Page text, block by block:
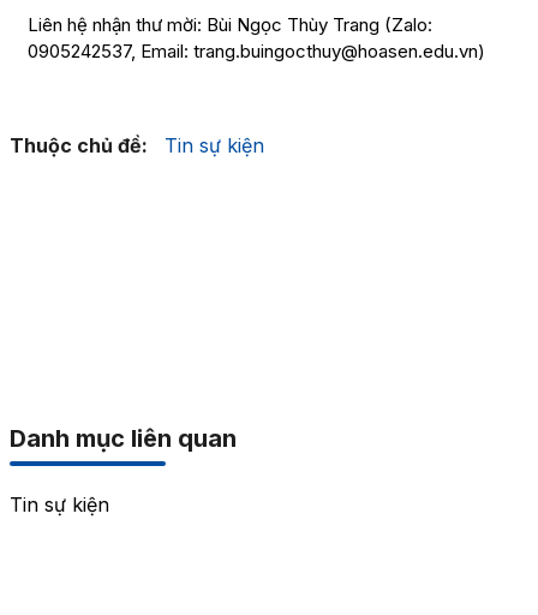
Liên hệ nhận thư mời: Bùi Ngọc Thùy Trang (Zalo:
0905242537, Email: trang.buingocthuy@hoasen.edu.vn)
Thuộc chủ đề: Tin sự kiện
Danh mục liên quan
Tin sự kiện